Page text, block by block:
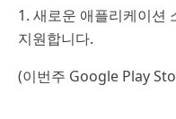
1. 새로운 애플리케이션
지원합니다.
(이번주 Google Play